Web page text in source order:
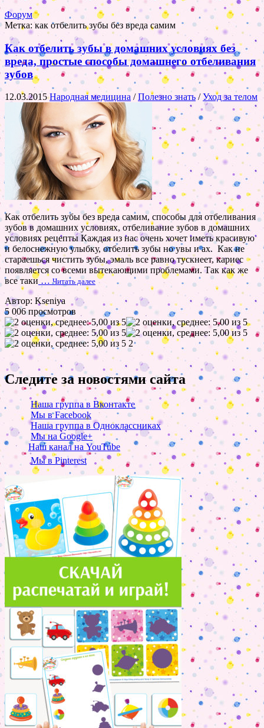
Форум
Метка:как отбелить зубы без вреда самим
Как отбелить зубы в домашних условиях без
вреда, простые способы домашнего отбеливания
зубов
12.03.2015Народная медицина /Полезно знать /Уход за телом
Как отбелить зубы без вреда самим, способы для отбеливания
зубов в домашних условиях, отбеливание зубов в домашних
условиях рецепты Каждая из нас очень хочет иметь красивую
и белоснежную улыбку, отбелить зубы но увы и ах. Как не
стараешься чистить зубы, эмаль все равно тускнеет, кариес
появляется со всеми вытекающими проблемами. Так как же
все таки…Читать далее
Автор: Kseniya
5 006 просмотров
2
Следите за новостями сайта
Наша группа в Вконтакте
Мы в Facebook
Наша группа в Одноклассниках
Мы на Google+
Наш канал на YouTube
Мы в Pinterest